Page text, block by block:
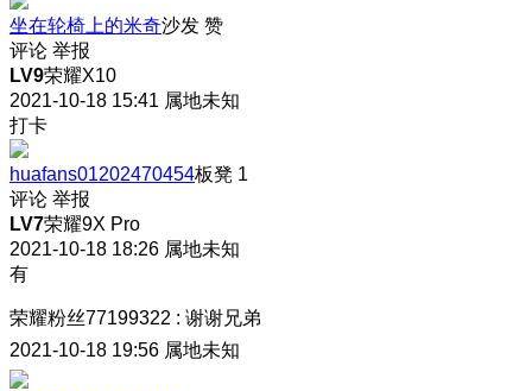
坐在轮椅上的米奇沙发 赞
评论 举报
LV9荣耀X10
2021-10-18 15:41 属地未知
打卡
huafans01202470454板凳 1
评论 举报
LV7荣耀9X Pro
2021-10-18 18:26 属地未知
有
荣耀粉丝77199322 : 谢谢兄弟
2021-10-18 19:56 属地未知